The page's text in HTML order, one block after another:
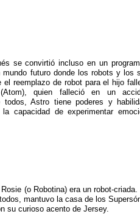
se convirtió incluso en un
futuro donde los robots y los
reemplazo de robot para el hijo
quien falleció en un
Astro tiene poderes y
capacidad de experimentar
(o Robotina) era un robot-
mantuvo la casa de los
su curioso acento de Jersey.